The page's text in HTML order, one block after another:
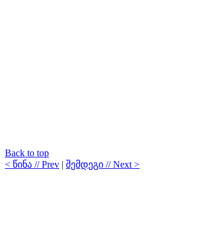
Back to top
< წინა // Prev | შემდეგი // Next >